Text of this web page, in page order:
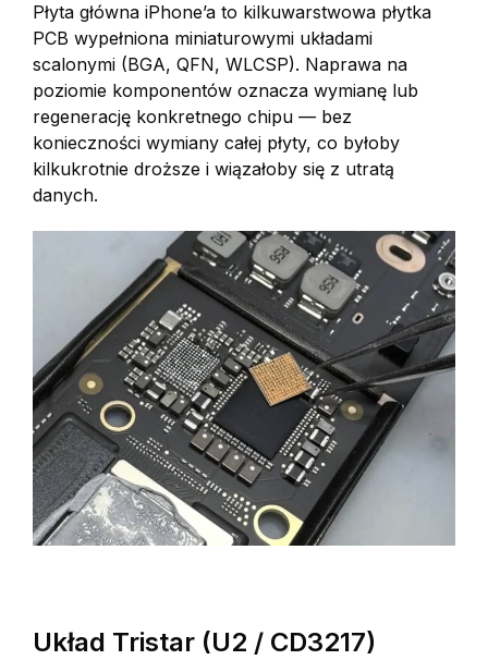
Płyta główna iPhone’a to kilkuwarstwowa płytka
PCB wypełniona miniaturowymi układami
scalonymi (BGA, QFN, WLCSP). Naprawa na
poziomie komponentów oznacza wymianę lub
regenerację konkretnego chipu — bez
konieczności wymiany całej płyty, co byłoby
kilkukrotnie droższe i wiązałoby się z utratą
danych.
Układ Tristar (U2 / CD3217)